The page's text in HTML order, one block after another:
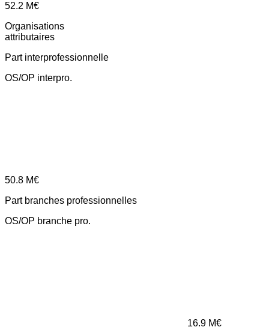
52.2 M€
Organisations
attributaires
Part interprofessionnelle
OS/OP interpro.
50.8 M€
Part branches professionnelles
OS/OP branche pro.
16.9 M€